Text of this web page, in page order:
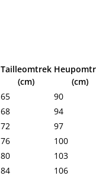
Tailleomtrek
(cm)
(cm)
65
90
68
94
72
97
76
100
80
103
84
106